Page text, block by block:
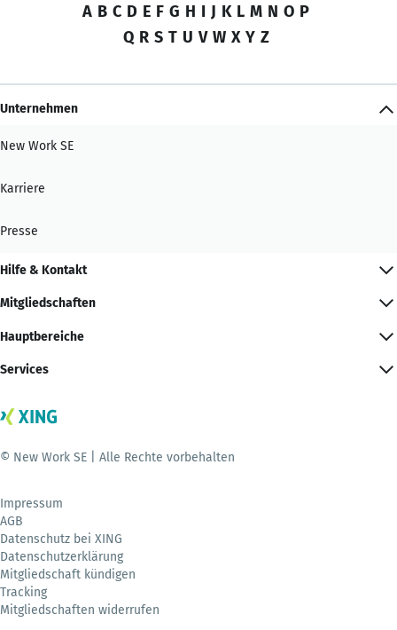
A B C D E F G H I J K L M N O P
Q R S T U V W X Y Z
Unternehmen
New Work SE
Karriere
Presse
Hilfe & Kontakt
Mitgliedschaften
Hauptbereiche
Services
© New Work SE | Alle Rechte vorbehalten
Impressum
AGB
Datenschutz bei XING
Datenschutzerklärung
Mitgliedschaft kündigen
Tracking
Mitgliedschaften widerrufen